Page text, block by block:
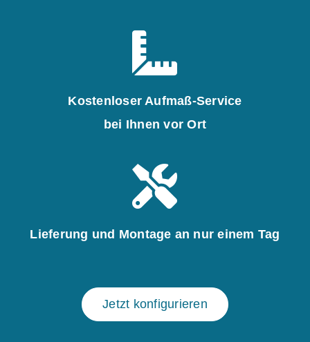
Kostenloser Aufmaß-Service
bei Ihnen vor Ort
Lieferung und Montage an nur einem Tag
Jetzt konfigurieren